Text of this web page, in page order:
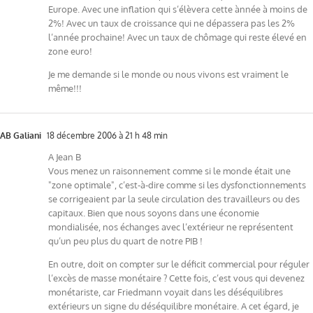
Europe. Avec une inflation qui s’élèvera cette ànnée à moins de
2%! Avec un taux de croissance qui ne dépassera pas les 2%
l’année prochaine! Avec un taux de chômage qui reste élevé en
zone euro!
Je me demande si le monde ou nous vivons est vraiment le
même!!!
AB Galiani 18 décembre 2006 à 21 h 48 min
A Jean B
Vous menez un raisonnement comme si le monde était une
"zone optimale", c’est-à-dire comme si les dysfonctionnements
se corrigeaient par la seule circulation des travailleurs ou des
capitaux. Bien que nous soyons dans une économie
mondialisée, nos échanges avec l’extérieur ne représentent
qu’un peu plus du quart de notre PIB !
En outre, doit on compter sur le déficit commercial pour réguler
l’excès de masse monétaire ? Cette fois, c’est vous qui devenez
monétariste, car Friedmann voyait dans les déséquilibres
extérieurs un signe du déséquilibre monétaire. A cet égard, je